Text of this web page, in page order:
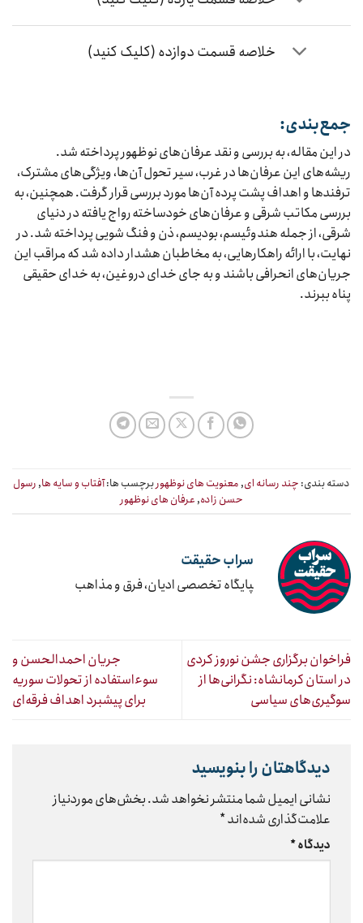
خلاصه قسمت دوازده (کلیک کنید)
جمع‌بندی:
در این مقاله، به بررسی و نقد عرفان‌های نوظهور پرداخته شد.
ریشه‌های این عرفان‌ها در غرب، سیر تحول آن‌ها، ویژگی‌های مشترک،
ترفندها و اهداف پشت پرده آن‌ها مورد بررسی قرار گرفت. همچنین، به
بررسی مکاتب شرقی و عرفان‌های خودساخته رواج یافته در دنیای
شرقی، از جمله هندوئیسم، بودیسم، ذن و فنگ شویی پرداخته شد. در
نهایت، با ارائه راهکارهایی، به مخاطبان هشدار داده شد که مراقب این
جریان‌های انحرافی باشند و به جای خدای دروغین، به خدای حقیقی
پناه ببرند.
دسته بندی: چند رسانه ای, معنویت های نوظهور برچسب ها:آفتاب و سایه ها, رسول
حسن زاده, عرفان های نوظهور
سراب حقیقت
‍پایگاه تخصصی ادیان، فرق و مذاهب
فراخوان برگزاری جشن نوروز کردی
در استان کرمانشاه: نگرانی‌ها از
سوگیری‌های سیاسی
جریان احمدالحسن و
سوءاستفاده از تحولات سوریه
برای پیشبرد اهداف فرقه‌ای
دیدگاهتان را بنویسید
نشانی ایمیل شما منتشر نخواهد شد.بخش‌های موردنیاز
علامت‌گذاری شده‌اند*
دیدگاه*